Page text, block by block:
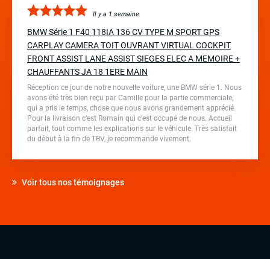
Il y a 1 semaine
BMW Série 1 F40 118IA 136 CV TYPE M SPORT GPS
CARPLAY CAMERA TOIT OUVRANT VIRTUAL COCKPIT
FRONT ASSIST LANE ASSIST SIEGES ELEC A MEMOIRE +
CHAUFFANTS JA 18 1ERE MAIN
Réception ce jour de notre nouvelle voiture, une BMW série 1. Nous
avons été très bien reçu par Camille pour la partie commerciale,
qui a pris le temps, chose que nous avons grandement apprécié.
Pour la livraison c’est Romain qui c’est occupé de nous. Accueil
parfait, tout comme les explications sur le véhicule. Très satisfait
du début à la fin de TBV, je recommande vivement.
Voir tous nos témoignages